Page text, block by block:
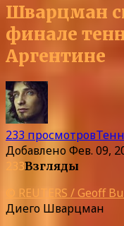
Шварцман
финале
Аргентине
233 просмотров
ДобавленоФев. 09,
233Взгляды
© REUTERS / Geoff
Диего Шварцман